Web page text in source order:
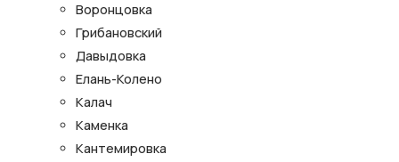
Воронцовка
Грибановский
Давыдовка
Елань-Колено
Калач
Каменка
Кантемировка